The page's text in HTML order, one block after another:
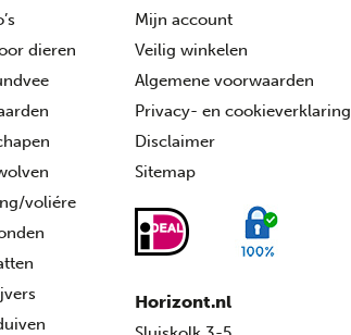
dieren
voliére
Mijn account
Veilig winkelen
Algemene voorwaarden
Privacy- en cookieverklaring
Disclaimer
Sitemap
Horizont.nl